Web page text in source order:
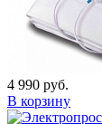
4 990 руб.
В корзину